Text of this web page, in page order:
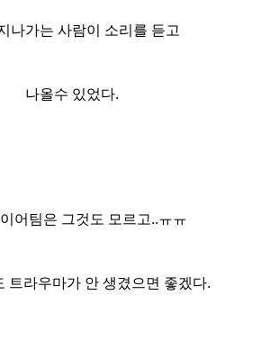
나가는 사람이 소리를 듣고
나올수 있었다.
어팀은 그것도 모르고..ㅠㅠ
트라우마가 안 생겼으면 좋겠다.